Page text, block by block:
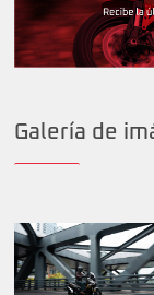
Galería de